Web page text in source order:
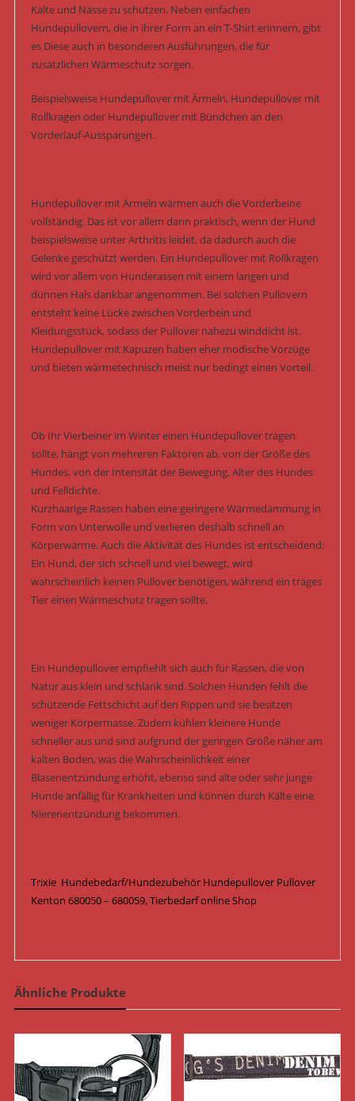
Kälte und Nässe zu schützen. Neben einfachen
Hundepullovern, die in ihrer Form an ein T-Shirt erinnern, gibt
es Diese auch in besonderen Ausführungen, die für
zusätzlichen Wärmeschutz sorgen.
Beispielsweise Hundepullover mit Ärmeln, Hundepullover mit
Rollkragen oder Hundepullover mit Bündchen an den
Vorderlauf-Aussparungen.
Hundepullover mit Ärmeln wärmen auch die Vorderbeine
vollständig. Das ist vor allem dann praktisch, wenn der Hund
beispielsweise unter Arthritis leidet, da dadurch auch die
Gelenke geschützt werden. Ein Hundepullover mit Rollkragen
wird vor allem von Hunderassen mit einem langen und
dünnen Hals dankbar angenommen. Bei solchen Pullovern
entsteht keine Lücke zwischen Vorderbein und
Kleidungsstück, sodass der Pullover nahezu winddicht ist.
Hundepullover mit Kapuzen haben eher modische Vorzüge
und bieten wärmetechnisch meist nur bedingt einen Vorteil.
Ob Ihr Vierbeiner im Winter einen Hundepullover tragen
sollte, hängt von mehreren Faktoren ab, von der Größe des
Hundes, von der Intensität der Bewegung, Alter des Hundes
und Felldichte.
Kurzhaarige Rassen haben eine geringere Wärmedämmung in
Form von Unterwolle und verlieren deshalb schnell an
Körperwärme. Auch die Aktivität des Hundes ist entscheidend:
Ein Hund, der sich schnell und viel bewegt, wird
wahrscheinlich keinen Pullover benötigen, während ein träges
Tier einen Wärmeschutz tragen sollte.
Ein Hundepullover empfiehlt sich auch für Rassen, die von
Natur aus klein und schlank sind. Solchen Hunden fehlt die
schützende Fettschicht auf den Rippen und sie besitzen
weniger Körpermasse. Zudem kühlen kleinere Hunde
schneller aus und sind aufgrund der geringen Größe näher am
kalten Boden, was die Wahrscheinlichkeit einer
Blasenentzündung erhöht, ebenso sind alte oder sehr junge
Hunde anfällig für Krankheiten und können durch Kälte eine
Nierenentzündung bekommen.
Trixie Hundebedarf/Hundezubehör Hundepullover Pullover
Kenton 680050 – 680059, Tierbedarf online Shop
Ähnliche Produkte